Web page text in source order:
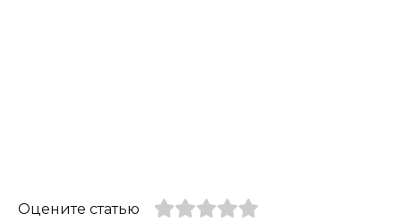
Оцените статью